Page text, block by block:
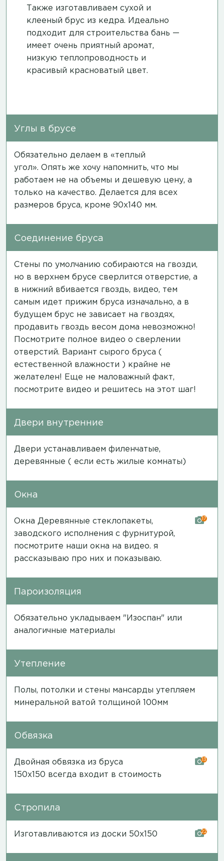
Также изготавливаем сухой и
клееный брус из кедра. Идеально
подходит для строительства бань —
имеет очень приятный аромат,
низкую теплопроводность и
красивый красноватый цвет.
Углы в брусе
Обязательно делаем в «теплый
угол». Опять же хочу напомнить, что мы
работаем не на объемы и дешевую цену, а
только на качество. Делается для всех
размеров бруса, кроме 90х140 мм.
Соединение бруса
Стены по умолчанию собираются на гвозди,
но в верхнем брусе сверлится отверстие, а
в нижний вбивается гвоздь, видео, тем
самым идет прижим бруса изначально, а в
будущем брус не зависает на гвоздях,
продавить гвоздь весом дома невозможно!
Посмотрите полное видео о сверлении
отверстий. Вариант сырого бруса (
естественной влажности ) крайне не
желателен! Еще не маловажный факт,
посмотрите видео и решитесь на этот шаг!
Двери внутренние
Двери устанавливаем филенчатые,
деревянные ( если есть жилые комнаты)
Окна
Окна Деревянные стеклопакеты,
заводского исполнения с фурнитурой,
посмотрите наши окна на видео. я
рассказываю про них и показываю.
17
Пароизоляция
Обязательно укладываем "Изоспан" или
аналогичные материалы
Утепление
Полы, потолки и стены мансарды утепляем
минеральной ватой толщиной 100мм
Обвязка
Двойная обвязка из бруса
150х150 всегда входит в стоимость
13
Стропила
Изготавливаются из доски 50х150 22